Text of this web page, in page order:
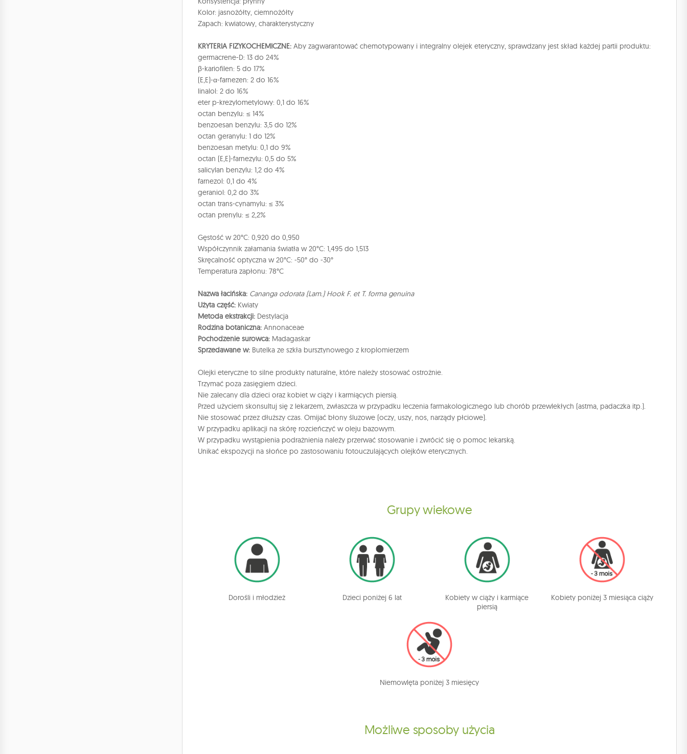
Kolor: jasnożółty, ciemnożółty
Zapach: kwiatowy, charakterystyczny
KRYTERIA FIZYKOCHEMICZNE: Aby zagwarantować chemotypowany i integralny olejek eteryczny, sprawdzany jest skład każdej partii produktu:
germacrene-D: 13 do 24%
β-kariofilen: 5 do 17%
(E,E)-α-farnezen: 2 do 16%
linalol: 2 do 16%
eter p-krezylometylowy: 0,1 do 16%
octan benzylu: ≤ 14%
benzoesan benzylu: 3,5 do 12%
octan geranylu: 1 do 12%
benzoesan metylu: 0,1 do 9%
octan (E,E)-farnezylu: 0,5 do 5%
salicylan benzylu: 1,2 do 4%
farnezol: 0,1 do 4%
geraniol: 0,2 do 3%
octan trans-cynamylu: ≤ 3%
octan prenylu: ≤ 2,2%
Gęstość w 20°C: 0,920 do 0,950
Współczynnik załamania światła w 20°C: 1,495 do 1,513
Skręcalność optyczna w 20°C: -50° do -30°
Temperatura zapłonu: 78°C
Nazwa łacińska: Cananga odorata (Lam.)Hook F. et T. forma genuina
Użyta część: Kwiaty
Metoda ekstrakcji: Destylacja
Rodzina botaniczna: Annonaceae
Pochodzenie surowca: Madagaskar
Sprzedawane w: Butelka ze szkła bursztynowego z kroplomierzem
Olejki eteryczne to silne produkty naturalne, które należy stosować ostrożnie.
Trzymać poza zasięgiem dzieci.
Nie zalecany dla dzieci oraz kobiet w ciąży i karmiących piersią.
Przed użyciem skonsultuj się z lekarzem, zwłaszcza w przypadku leczenia farmakologicznego lub chorób przewlekłych (astma, padaczka itp.).
Nie stosować przez dłuższy czas. Omijać błony śluzowe (oczy, uszy, nos, narządy płciowe).
W przypadku aplikacji na skórę rozcieńczyć w oleju bazowym.
W przypadku wystąpienia podrażnienia należy przerwać stosowanie i zwrócić się o pomoc lekarską.
Unikać ekspozycji na słońce po zastosowaniu fotouczulających olejków eterycznych.
Grupy wiekowe
Dorośli i młodzież Dzieci poniżej 6 lat
Kobiety w ciąży i karmiące
piersią
Kobiety poniżej 3 miesiąca ciąży
Niemowlęta poniżej 3 miesięcy
Możliwe sposoby użycia